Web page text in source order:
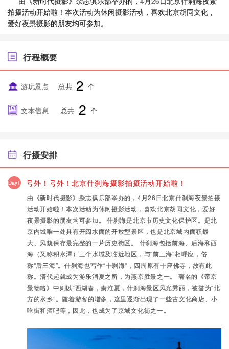
拍摄活动开始啦！本次活动为休闲摄影活动，喜欢北京胡同文化，
爱好夜景摄影的朋友均可参加。
行程概要
游玩景点 总共 2 个
文本信息 总共 2 个
行摄安排
Day1 号外！号外！北京什刹海摄影拍摄活动开始啦！
由《新时代摄影》杂志俱乐部举办的，4月26日北京什刹海夜景拍摄
活动开始啦！本次活动为休闲摄影活动，喜欢北京胡同文化，爱好
夜景摄影的朋友均可参加。 什刹海是北京市历史文化保护区。是北
京内城唯一处具有开阔水面的开放型景区，也是北京城内面积最
大、风貌保存最完整的一片历史街区。 什刹海包括前海、后海和西
海（又称积水潭）三个水域及临近地区，与“前三海”相呼应，俗
称“后三海”。什刹海也写作“十刹海”，四周原有十座佛寺，故有此
称。清代起就成为游乐消夏之所，为燕京胜景之一。 著名的《帝京
景物略》中则以“西湖春，秦淮夏，什刹海景区风光秀丽，被誉为“北
方的水乡”。随着游客的增多，这里逐渐出现了一些古文化商店、小
吃街和酒吧等，因此，也成为了京城文化街之一。